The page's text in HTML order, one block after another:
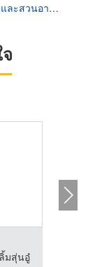
สวนอาหาร
มสุ่นอู๋